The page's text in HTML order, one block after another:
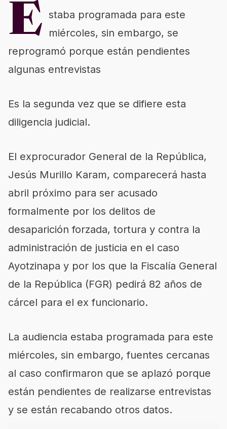
E staba programada para este
miércoles, sin embargo, se
reprogramó porque están pendientes
algunas entrevistas
Es la segunda vez que se difiere esta
diligencia judicial.
El exprocurador General de la República,
Jesús Murillo Karam, comparecerá hasta
abril próximo para ser acusado
formalmente por los delitos de
desaparición forzada, tortura y contra la
administración de justicia en el caso
Ayotzinapa y por los que la Fiscalía General
de la República (FGR) pedirá 82 años de
cárcel para el ex funcionario.
La audiencia estaba programada para este
miércoles, sin embargo, fuentes cercanas
al caso confirmaron que se aplazó porque
están pendientes de realizarse entrevistas
y se están recabando otros datos.